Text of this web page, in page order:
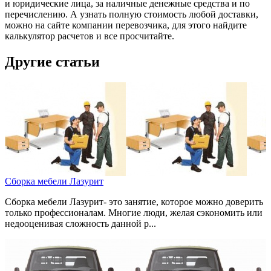
и юридические лица, за наличные денежные средства и по
перечислению. А узнать полную стоимость любой доставки,
можно на сайте компании перевозчика, для этого найдите
калькулятор расчетов и все просчитайте.
Другие статьи
Сборка мебели Лазурит
Сборка мебели Лазурит- это занятие, которое можно доверить
только профессионалам. Многие люди, желая сэкономить или
недооценивая сложность данной р...